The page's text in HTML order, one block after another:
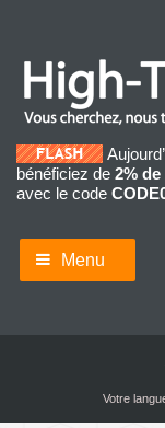
bénéficiez de 2%
avec le code
Menu
Votre